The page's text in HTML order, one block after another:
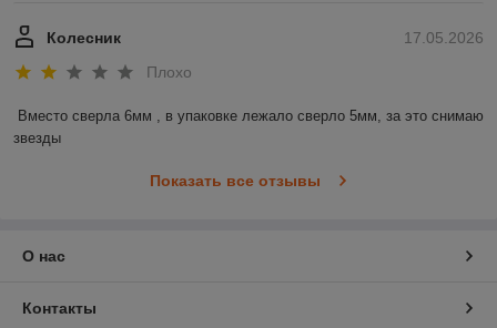
17.05.2026
Колесник
Плохо
Вместо сверла 6мм , в упаковке лежало сверло 5мм, за это снимаю
звезды
Показать все отзывы
О нас
Контакты